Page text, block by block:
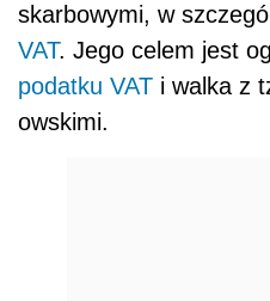
skarbowymi, w
VAT. Jego celem jest
podatku VAT i walka z
owskimi.